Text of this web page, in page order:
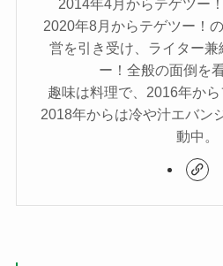
2014年4月からテゲツー
2020年8月からテゲツー！
営を引き受け、ライター
ー！全般の面倒を
趣味は料理で、2016年から
2018年からは冷や汁エバン
動中。